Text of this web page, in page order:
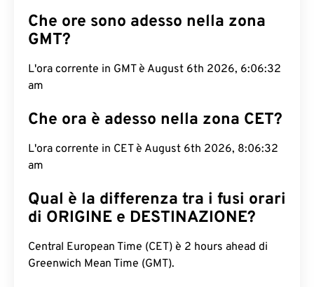
Che ore sono adesso nella zona
GMT?
L'ora corrente in GMT è August 6th 2026, 6:06:33
am
Che ora è adesso nella zona CET?
L'ora corrente in CET è August 6th 2026, 8:06:33
am
Qual è la differenza tra i fusi orari
di ORIGINE e DESTINAZIONE?
Central European Time (CET) è 2 hours ahead di
Greenwich Mean Time (GMT).